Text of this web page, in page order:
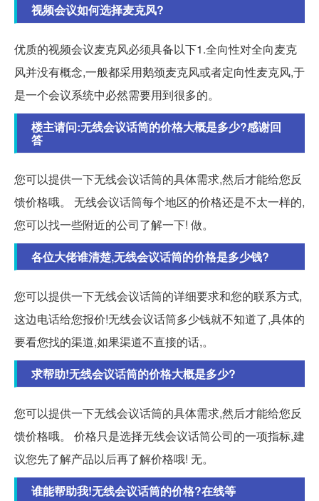
视频会议如何选择麦克风?
优质的视频会议麦克风必须具备以下1.全向性对全向麦克
风并没有概念,一般都采用鹅颈麦克风或者定向性麦克风,于
是一个会议系统中必然需要用到很多的。
楼主请问:无线会议话筒的价格大概是多少?感谢回
答
您可以提供一下无线会议话筒的具体需求,然后才能给您反
馈价格哦。 无线会议话筒每个地区的价格还是不太一样的,
您可以找一些附近的公司了解一下! 做。
各位大佬谁清楚,无线会议话筒的价格是多少钱?
您可以提供一下无线会议话筒的详细要求和您的联系方式,
这边电话给您报价!无线会议话筒多少钱就不知道了,具体的
要看您找的渠道,如果渠道不直接的话,。
求帮助!无线会议话筒的价格大概是多少?
您可以提供一下无线会议话筒的具体需求,然后才能给您反
馈价格哦。 价格只是选择无线会议话筒公司的一项指标,建
议您先了解产品以后再了解价格哦! 无。
谁能帮助我!无线会议话筒的价格?在线等